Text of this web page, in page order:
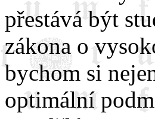
přestává být
zákona o
bychom si
optimální